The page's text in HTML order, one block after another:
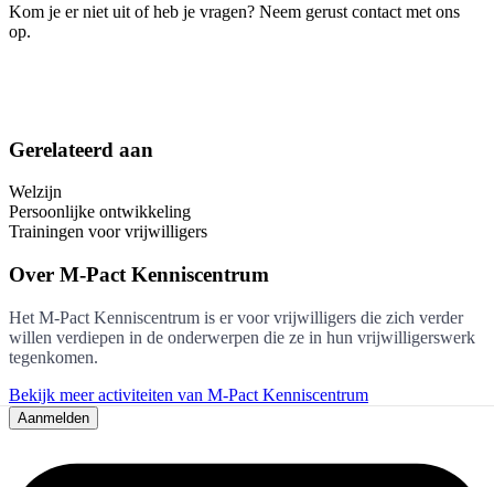
Kom je er niet uit of heb je vragen? Neem gerust contact met ons
op.
Gerelateerd aan
Welzijn
Persoonlijke ontwikkeling
Trainingen voor vrijwilligers
Over M-Pact Kenniscentrum
Het M-Pact Kenniscentrum is er voor vrijwilligers die zich verder
willen verdiepen in de onderwerpen die ze in hun vrijwilligerswerk
tegenkomen.
Bekijk meer activiteiten van M-Pact Kenniscentrum
Aanmelden